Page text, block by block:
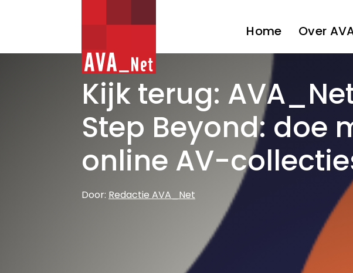
AVA_NET Home Over
Kijk terug:
Step Beyond: doe
online AV-
Door: Redactie AVA_Net